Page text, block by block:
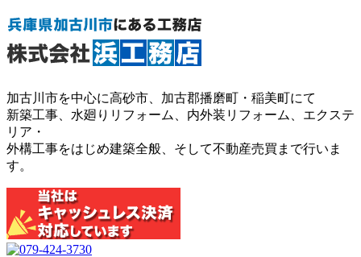
加古川市を中心に高砂市、加古郡播磨町・稲美町にて
新築工事、水廻りリフォーム、内外装リフォーム、エクステ
リア・
外構工事をはじめ建築全般、そして不動産売買まで行いま
す。